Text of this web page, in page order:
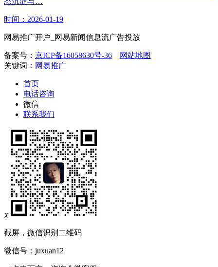
时间：2026-01-19
网易推广开户_网易新闻信息流广告投放
备案号： 京ICP备16058630号-36
网站地图
关键词： 网易推广
首页
电话咨询
微信
联系我们
X
截屏，微信识别二维码
微信号： juxuan12